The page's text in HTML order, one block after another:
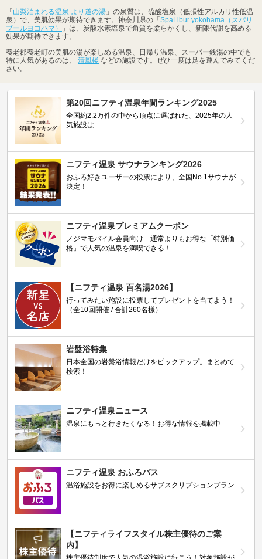
「山梨泊まれる温泉 より道の湯 」の泉質は、硫酸塩泉（低張性アルカリ性低温
泉）で、美肌効果が期待できます。神奈川県の「SpaLibur yokohama（スパリ
ブールヨコハマ）
」は、炭酸水素塩泉で角質を柔らかくし、新陳代謝を高める
効果が期待できます。
養老郡養老町の美肌の湯が楽しめる温泉、日帰り温泉、スーパー銭湯の中でも
特に人気があるのは、 清風楼 などの施設です。ぜひ一度は足を運んでみてくだ
さい。
第20回ニフティ温泉年間ランキング2025
全国約2.2万件の中から頂点に選ばれた、2025年の人
気施設は…
ニフティ温泉 サウナランキング2026
おふろ好きユーザーの投票により、全国No.1サウナが
決定！
ニフティ温泉プレミアムクーポン
ノジマモバイル会員向け 通常よりもお得な「特別価
格」で人気の温泉を満喫できる！
【ニフティ温泉 百名湯2026】
行ってみたい施設に投票してプレゼントを当てよう！
（全10回開催 / 合計260名様）
岩盤浴特集
日本全国の岩盤浴情報だけをピックアップ。まとめて
検索！
ニフティ温泉ニュース
温泉にもっと行きたくなる！お得な情報を掲載中
ニフティ温泉 おふろパス
温浴施設をお得に楽しめるサブスクリプションプラン
【ニフティライフスタイル株主優待のご案
内】